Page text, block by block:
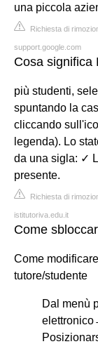
una piccola
Richiesta di
support.google.com
Cosa significa
più studenti,
spuntando la
cliccando
legenda). Lo
da una sigla: ✓
presente.
Richiesta di
istitutoriva.edu.it
Come
Come
tutore/studente
Dal menù